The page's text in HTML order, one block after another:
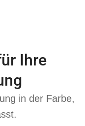
Ihre
in der Farbe,